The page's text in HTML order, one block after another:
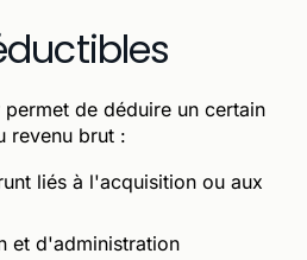
de déduire un certain
revenu brut :
liés à l'acquisition ou aux
et d'administration